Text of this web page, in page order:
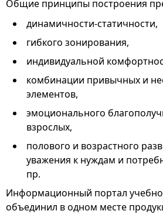
Общие принципы построения
динамичности-статичности,
гибкого зонирования,
индивидуальной
комбинации привычных и
элементов,
эмоционального
взрослых,
полового и возрастного
уважения к нуждам и
пр.
Информационный портал
объединил в одном месте